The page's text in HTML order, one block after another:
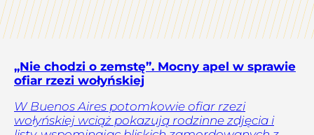
„Nie chodzi o zemstę”. Mocny apel w sprawie
ofiar rzezi wołyńskiej
W Buenos Aires potomkowie ofiar rzezi
wołyńskiej wciąż pokazują rodzinne zdjęcia i